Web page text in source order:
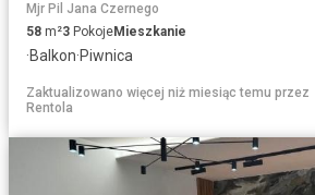
Mjr Pil Jana Czernego
58 m²3 PokojeMieszkanie
·Balkon·Piwnica
Zaktualizowano więcej niż miesiąc temu przez
Rentola